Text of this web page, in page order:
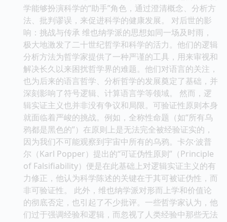
学能够扮演科学的“助手”角色，通过澄清概念、分析方
法、批判谬误，来促进科学的健康发展。 对后世的影
响：挑战与传承 维也纳学派的思想如同一场及时雨，
极大地激发了二十世纪哲学和科学的活力。他们的逻辑
分析方法为哲学家提供了一种严谨的工具，用来审视和
解决长久以来困扰哲学界的难题。他们对语言的关注，
也为后来的语言哲学、分析哲学的发展奠定了基础，并
深刻影响了符号逻辑、计算语言学等领域。 然而，逻
辑实证主义也并非没有争议和局限。可验证性原则本身
就面临着严峻的挑战。例如，全称性命题（如“所有乌
鸦都是黑色的”）在原则上是无法完全被经验证实的，
因为我们不可能观察到宇宙中所有的乌鸦。卡尔·波普
尔（Karl Popper）提出的“可证伪性原则”（Principle
of Falsifiability）便是在此基础上对逻辑实证主义的有
力修正，他认为科学陈述的关键在于其可被证伪性，而
非可验证性。 此外，维也纳学派对形而上学和价值论
的彻底否定，也引起了不少批评。一些哲学家认为，他
们过于强调经验和逻辑，而忽视了人类经验中那些无法